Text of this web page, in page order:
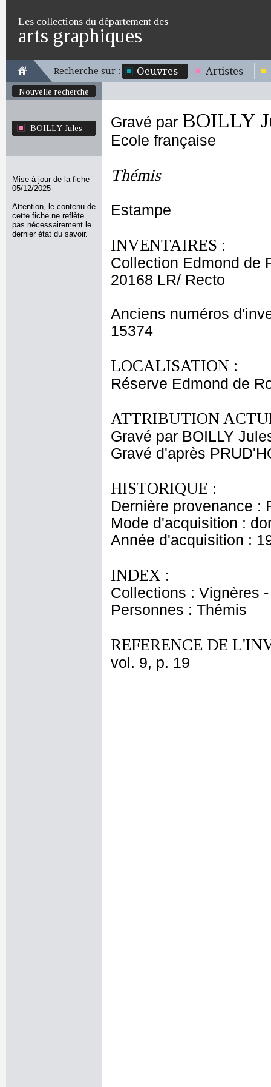
Les collections du département des
arts graphiques
Recherche sur : Oeuvres Artistes
Nouvelle recherche
BOILLY Jules
Mise à jour de la fiche
05/12/2025
Attention, le contenu de
cette fiche ne reflète
pas nécessairement le
dernier état du savoir.
Gravé par BOILLY
Ecole française
Thémis
Estampe
INVENTAIRES :
Collection Edmond de
20168 LR/ Recto
Anciens numéros
15374
LOCALISATION :
Réserve Edmond de
ATTRIBUTION
Gravé par BOILLY
Gravé d'après
HISTORIQUE :
Dernière provenance :
Mode d'acquisition :
Année d'acquisition :
INDEX :
Collections : Vignères
Personnes : Thémis
REFERENCE DE
vol. 9, p. 19